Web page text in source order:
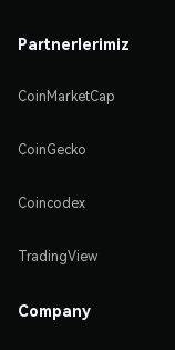
Partnerlerimiz
CoinMarketCap
CoinGecko
Coincodex
TradingView
Company